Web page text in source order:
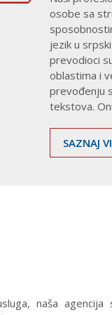
osobe sa
jezik u
prevodioci
oblastima i
prevođenju
tekstova.
SAZNAJ
naša